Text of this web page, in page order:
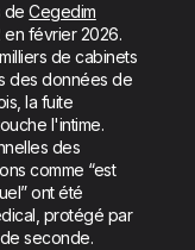
deCegedim
en février 2026.
de cabinets
des données de
la fuite
l'intime.
des
comme “est
ont été
protégé par
seconde.